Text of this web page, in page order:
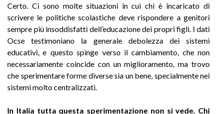
Certo. Ci sono molte situazioni in cui chi è incaricato di
scrivere le politiche scolastiche deve rispondere a genitori
sempre più insoddisfatti dell’educazione dei propri figli. I dati
Ocse testimoniano la generale debolezza dei sistemi
educativi, e questo spinge verso il cambiamento, che non
necessariamente coincide con un miglioramento, ma trovo
che sperimentare forme diverse sia un bene, specialmente nei
sistemi molto centralizzati.
In Italia tutta questa sperimentazione non si vede. Chi